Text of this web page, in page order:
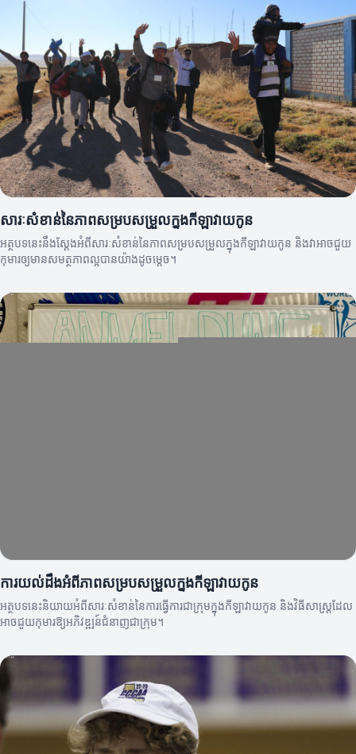
សារៈសំខាន់នៃភាពសម្របសម្រួលក្នុងកីឡាវាយកូន
អត្ថបទនេះនឹងស្ដែងអំពីសារៈសំខាន់នៃភាពសម្របសម្រួលក្នុងកីឡាវាយកូន និងវាអាចជួយ
កុមារឲ្យមានសមត្ថភាពល្អបានយ៉ាងដូចម្តេច។
ការយល់ដឹងអំពីភាពសម្របសម្រួលក្នុងកីឡាវាយកូន
អត្ថបទនេះនិយាយអំពីសារៈសំខាន់នៃការធ្វើការជាក្រុមក្នុងកីឡាវាយកូន និងវិធីសាស្ត្រដែល
អាចជួយកុមារឱ្យអភិវឌ្ឍន៍ជំនាញជាក្រុម។